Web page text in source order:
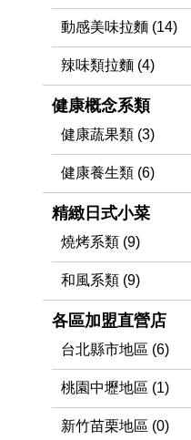
動感美味拉麵 (14)
辣味類拉麵 (4)
健康概念系類
健康蔬果類 (3)
健康養生類 (6)
精緻日式小菜
燒烤系類 (9)
和風系類 (9)
各區加盟直營店
台北縣市地區 (6)
桃園中壢地區 (1)
新竹苗栗地區 (0)